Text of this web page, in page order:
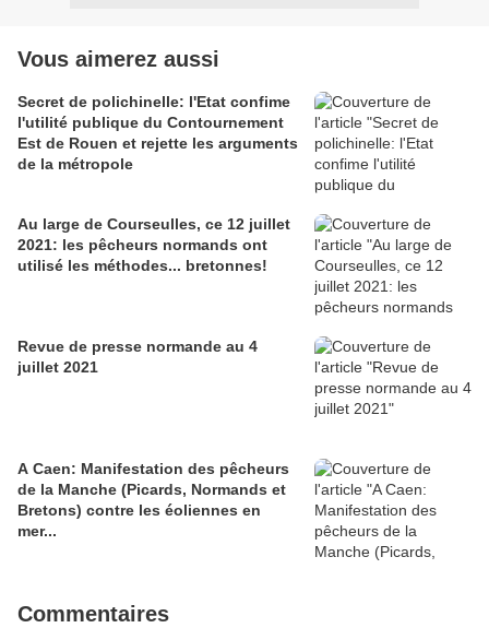
Vous aimerez aussi
Secret de polichinelle: l'Etat confime
l'utilité publique du Contournement
Est de Rouen et rejette les arguments
de la métropole
Au large de Courseulles, ce 12 juillet
2021: les pêcheurs normands ont
utilisé les méthodes... bretonnes!
Revue de presse normande au 4
juillet 2021
A Caen: Manifestation des pêcheurs
de la Manche (Picards, Normands et
Bretons) contre les éoliennes en
mer...
Commentaires